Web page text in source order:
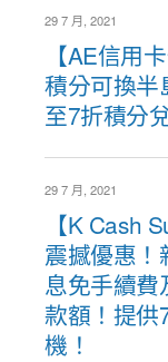
29 7 月, 2021
【AE信用
積分可換半
至7折積分
29 7 月, 2021
【K Cash
震撼優惠！
息免手續
款額！提供
機！